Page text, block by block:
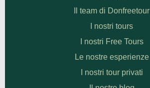
Il team di Donfreetour
I nostri tours
I nostri Free Tours
Le nostre esperienze
I nostri tour privati